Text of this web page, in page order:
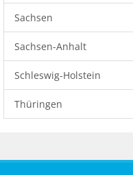
Sachsen
Sachsen-Anhalt
Schleswig-Holstein
Thüringen